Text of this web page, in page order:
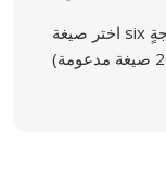
اختر صيغة six أو أية صيغة أخرى أنت بحاجةٍ